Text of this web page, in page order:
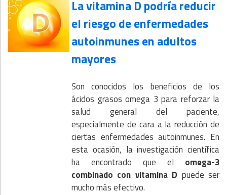
La vitamina D podría reducir
el riesgo de enfermedades
autoinmunes en adultos
mayores
Son conocidos los beneficios de los
ácidos grasos omega 3 para reforzar la
salud general del paciente,
especialmente de cara a la reducción de
ciertas enfermedades autoinmunes. En
esta ocasión, la investigación científica
ha encontrado que el omega-3
combinado con vitamina D puede ser
mucho más efectivo.